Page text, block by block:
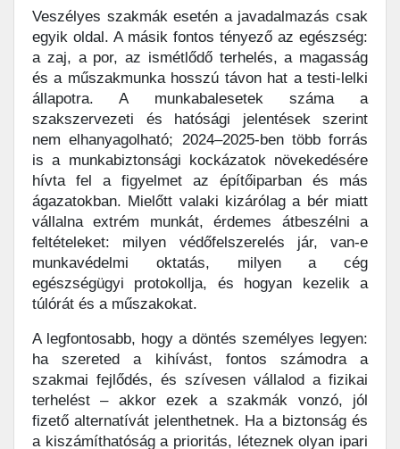
Veszélyes szakmák esetén a javadalmazás csak
egyik oldal. A másik fontos tényező az egészség:
a zaj, a por, az ismétlődő terhelés, a magasság
és a műszakmunka hosszú távon hat a testi-lelki
állapotra. A munkabalesetek száma a
szakszervezeti és hatósági jelentések szerint
nem elhanyagolható; 2024–2025-ben több forrás
is a munkabiztonsági kockázatok növekedésére
hívta fel a figyelmet az építőiparban és más
ágazatokban. Mielőtt valaki kizárólag a bér miatt
vállalna extrém munkát, érdemes átbeszélni a
feltételeket: milyen védőfelszerelés jár, van-e
munkavédelmi oktatás, milyen a cég
egészségügyi protokollja, és hogyan kezelik a
túlórát és a műszakokat.
A legfontosabb, hogy a döntés személyes legyen:
ha szereted a kihívást, fontos számodra a
szakmai fejlődés, és szívesen vállalod a fizikai
terhelést – akkor ezek a szakmák vonzó, jól
fizető alternatívát jelenthetnek. Ha a biztonság és
a kiszámíthatóság a prioritás, léteznek olyan ipari